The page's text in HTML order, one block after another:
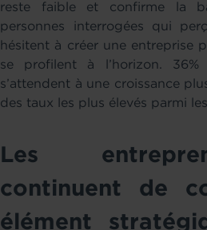
reste faible et confirme la
personnes interrogées qui
hésitent à créer une entreprise
se profilent à l’horizon.
s’attendent à une croissance
des taux les plus élevés parmi
Les
continuent de
élément